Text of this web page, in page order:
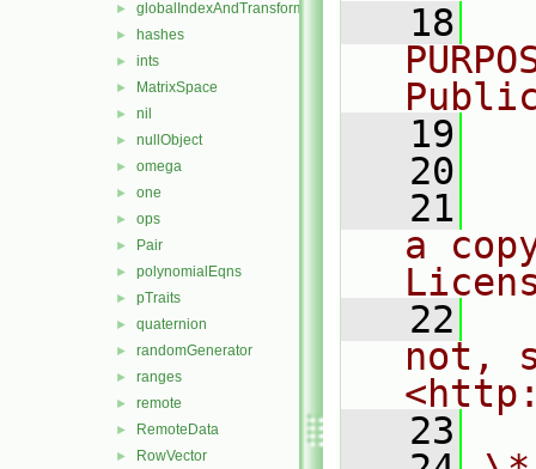
► globalIndexAndTransform
► hashes
► ints
► MatrixSpace
► nil
► nullObject
► omega
► one
► ops
► Pair
► polynomialEqns
► pTraits
► quaternion
► randomGenerator
► ranges
► remote
► RemoteData
► RowVector
   18
   19
   20
   21
a
   22
not,
   23